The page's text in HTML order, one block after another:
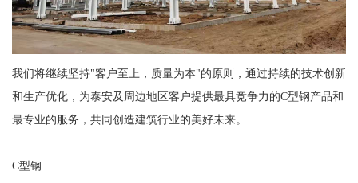
我们将继续坚持"客户至上，质量为本"的原则，通过持续的技术创新
和生产优化，为泰安及周边地区客户提供最具竞争力的C型钢产品和
最专业的服务，共同创造建筑行业的美好未来。
C型钢